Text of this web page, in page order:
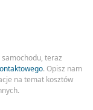
teraz
. Opisz nam
na temat kosztów